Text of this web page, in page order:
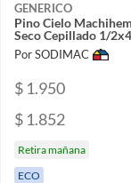
GENERICO
Pino Cielo
Seco Cepillado 1/
Por SODIMAC
$ 1.950
$ 1.852
Retira mañana
ECO